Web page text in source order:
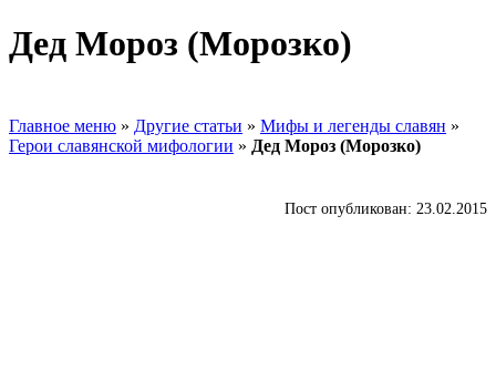
Дед Мороз (Морозко)
Главное меню » Другие статьи » Мифы и легенды славян »
Герои славянской мифологии » Дед Мороз (Морозко)
Пост опубликован: 23.02.2015